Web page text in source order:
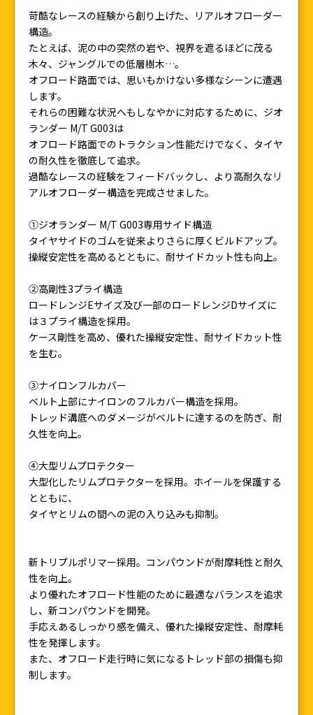
苛酷なレースの経験から創り上げた、リアルオフローダー
構造。
たとえば、泥の中の突然の岩や、視界を遮るほどに茂る
木々、ジャングルでの低層樹木…。
オフロード路面では、思いもかけない多様なシーンに遭遇
します。
それらの困難な状況へもしなやかに対応するために、ジオ
ランダー M/T G003は
オフロード路面でのトラクション性能だけでなく、タイヤ
の耐久性を徹底して追求。
過酷なレースの経験をフィードバックし、より高耐久なリ
アルオフローダー構造を完成させました。
①ジオランダー M/T G003専用サイド構造
タイヤサイドのゴムを従来よりさらに厚くビルドアップ。
操縦安定性を高めるとともに、耐サイドカット性も向上。
②高剛性3プライ構造
ロードレンジEサイズ及び一部のロードレンジDサイズに
は３プライ構造を採用。
ケース剛性を高め、優れた操縦安定性、耐サイドカット性
を生む。
③ナイロンフルカバー
ベルト上部にナイロンのフルカバー構造を採用。
トレッド溝底へのダメージがベルトに達するのを防ぎ、耐
久性を向上。
④大型リムプロテクター
大型化したリムプロテクターを採用。ホイールを保護する
とともに、
タイヤとリムの間への泥の入り込みも抑制。
新トリプルポリマー採用。コンパウンドが耐摩耗性と耐久
性を向上。
より優れたオフロード性能のために最適なバランスを追求
し、新コンパウンドを開発。
手応えあるしっかり感を備え、優れた操縦安定性、耐摩耗
性を発揮します。
また、オフロード走行時に気になるトレッド部の損傷も抑
制します。